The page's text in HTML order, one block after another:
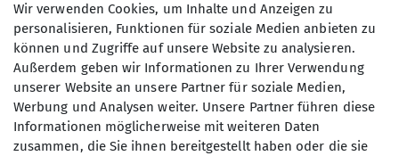
Bergsteiger unserer Sektion in Richtung
Berchtesgaden auf, um der nachmittäglichen
Hitze soweit wie möglich zu entkommen. Vom
Parkplatz Scharitzkehl begann der Anstieg über
den Steftensteig hinauf zum Mannlgrat. Der
alpinistisch interessante Klettersteig führt
hinüber zur Westflanke des Gipfels und jeder
Wir verwenden Cookies, um Inhalte und Anzeigen zu
personalisieren, Funktionen für soziale Medien anbieten zu
können und Zugriffe auf unsere Website zu analysieren.
Außerdem geben wir Informationen zu Ihrer Verwendung
unserer Website an unsere Partner für soziale Medien,
Werbung und Analysen weiter. Unsere Partner führen diese
Informationen möglicherweise mit weiteren Daten
zusammen, die Sie ihnen bereitgestellt haben oder die sie